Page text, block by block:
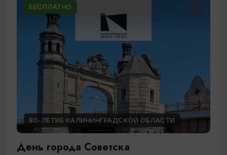
БЕСПЛАТНО
80-ЛЕТИЕ КАЛИНИНГРАДСКОЙ ОБЛАСТИ
День города Советска